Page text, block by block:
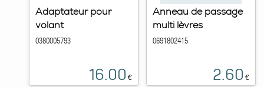
Adaptateur pour
volant
0380005793
16.00 €
Anneau de passage
multi lèvres
0691802415
2.60 €